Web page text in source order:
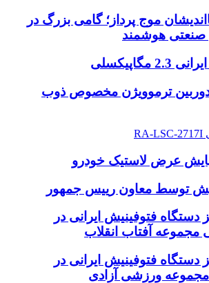
موج پرداز؛ گامی بزرگ در
صنعتی هوشمند
ترموویژن مخصوص ذوب
عرض لاستیک خودرو
توسط معاون رییس جمهور
فتوفینیش ایرانی در
مجموعه آفتاب انقلاب
فتوفینیش ایرانی در
ورزشی آزادی